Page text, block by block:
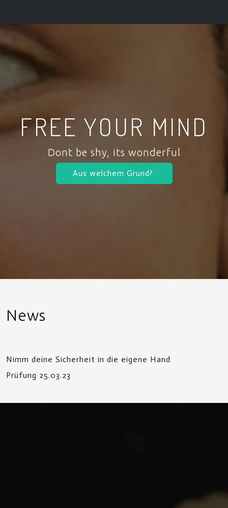
FREE YOUR MIND
Dont be shy, its wonderful
Aus welchem Grund?
News
Nimm deine Sicherheit in die eigene Hand
Prüfung 25.03.23